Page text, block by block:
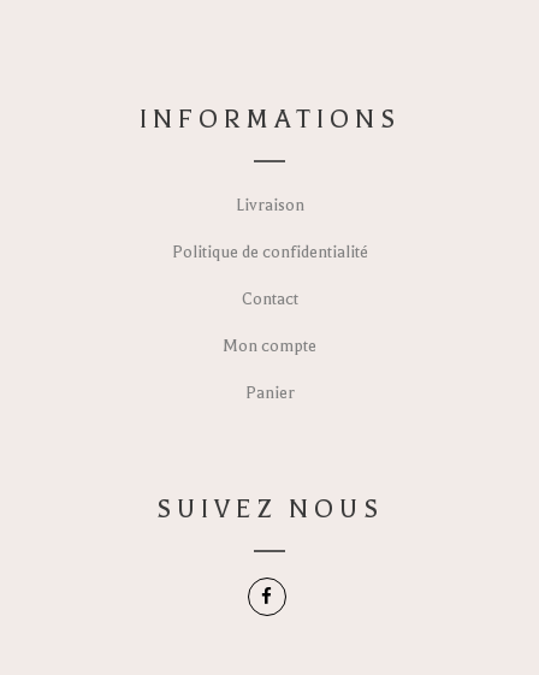
INFORMATIONS
Livraison
Politique de confidentialité
Contact
Mon compte
Panier
SUIVEZ NOUS